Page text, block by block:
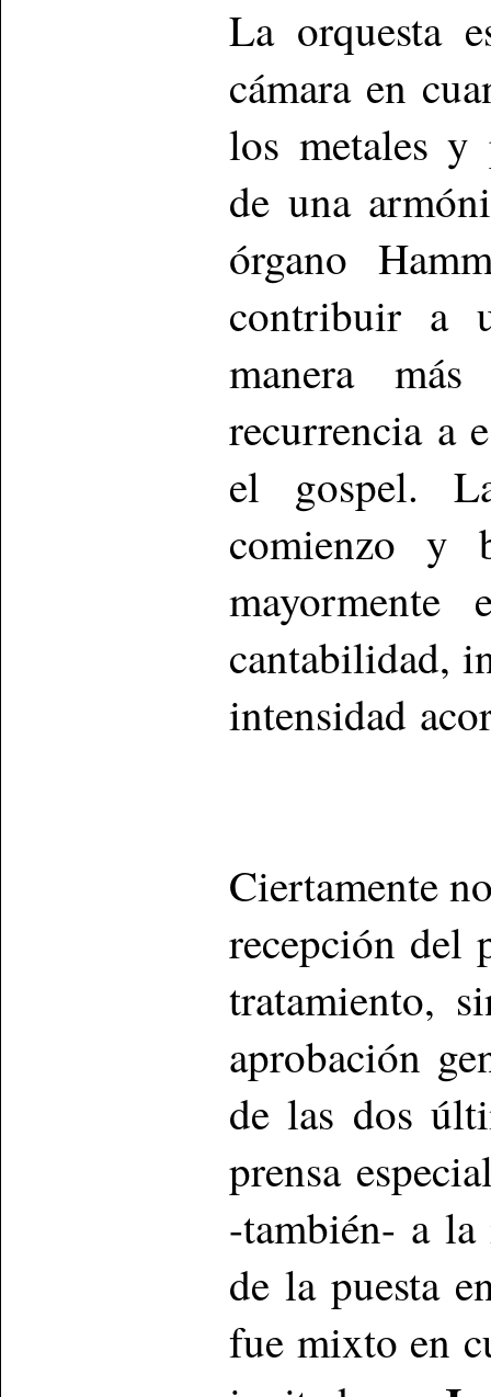
La orquesta
cámara en
los metales y
de una
órgano
contribuir a
manera
recurrencia a
el gospel.
comienzo y
cantabilidad,
intensidad
Ciertamente
recepción del
tratamiento,
aprobación
de las dos
prensa
-también- a
de la puesta
fue mixto en